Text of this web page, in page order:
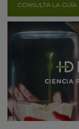
CONSULTA LA GUÍA